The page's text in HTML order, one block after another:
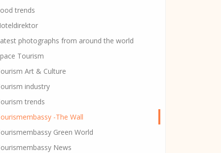
trends
photographs from around the world
Tourism
Art & Culture
industry
trends
-The Wall
Green World
News